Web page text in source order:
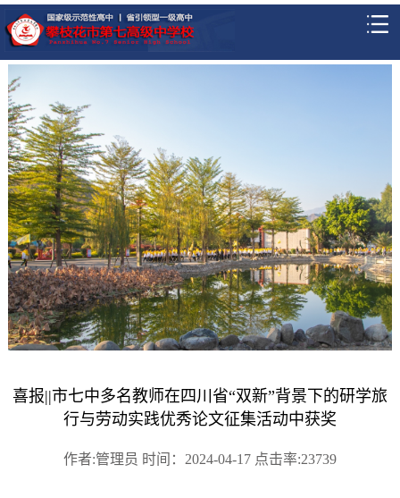
喜报||市七中多名教师在四川省“双新”背景下的研学旅
行与劳动实践优秀论文征集活动中获奖
作者:管理员 时间：2024-04-17 点击率:23739